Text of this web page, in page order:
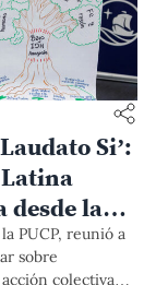
Si’:
desde la
PUCP, reunió a
sobre
colectiva